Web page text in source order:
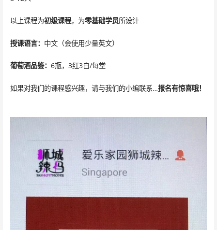
以上课程为初级课程，为零基础学员所设计
授课语言： 中文（会使用少量英文）
葡萄酒品鉴： 6瓶，3红3白/每堂
如果对我们的课程感兴趣，请与我们的小编联系…报名有惊喜哦！